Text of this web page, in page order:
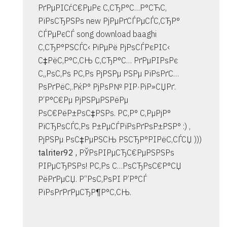
РґРµРІСѓС€РµРє С‚СЂР°С…Р°СЋС‚
РїРѕСЂРЅРѕ new РјРµРґСЃРµСЃС‚СЂР°
СЃРµРєСЃ song download baaghi
С‚СЂР°РЅСЃС‹ РіРµРё РјРѕСЃРєРІС‹
С‡РёС‚Р°С‚СЊ С‚СЂР°С… РґРµРІРѕРє
С„РѕС‚Рѕ Р­С‚Рѕ РјРЅРµ РЅРµ РїРѕРґС…
РѕРґРёС‚.РќР° РјРѕР№ РІР·РіР»СЏРґ.
Р’Р°С€Рµ РјРЅРµРЅРёРµ
РѕС€РёР±РѕС‡РЅРѕ. Р­С‚Р° С‚РµРјР°
РїСЂРѕСЃС‚Рѕ Р±РµСЃРїРѕРґРѕР±РЅР° :) ,
РјРЅРµ РѕС‡РµРЅСЊ РЅСЂР°РІРёС‚СЃСЏ )))
talriter92 , РЎРѕРІРµСЂС€РµРЅРЅРѕ
РІРµСЂРЅРѕ! Р­С‚Рѕ С…РѕСЂРѕС€Р°СЏ
РёРґРµСЏ. Р“РѕС‚РѕРІ Р’Р°СЃ
РїРѕРґРґРµСЂР¶Р°С‚СЊ.